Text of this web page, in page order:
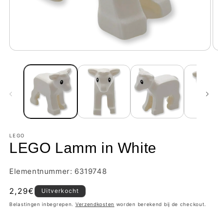
LEGO
LEGO Lamm in White
Elementnummer: 6319748
Normale
prijs
2,29€ Uitverkocht
Belastingen inbegrepen. Verzendkosten worden berekend bij de checkout.